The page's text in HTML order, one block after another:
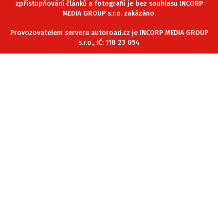
ELEKTRO
NOVINKY ZE SVĚTA EV
TESTY ELEKTROMOBILŮ
zpřístupňování článků a fotografií je bez souhlasu INCORP
MEDIA GROUP s.r.o. zakázáno.
Provozovatelem serveru autoroad.cz je INCORP MEDIA GROUP
s.r.o., IČ: 118 23 054